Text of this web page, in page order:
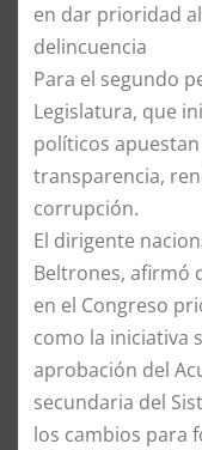
en dar prioridad
delincuencia
Para el segundo
Legislatura, que
políticos
transparencia,
corrupción.
El dirigente
Beltrones, afirmó
en el Congreso
como la iniciativa
aprobación del
secundaria del
los cambios para